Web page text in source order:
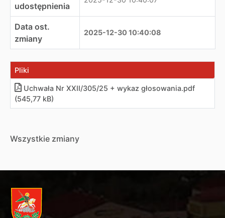
udostępnienia
Data ost.
zmiany
2025-12-30 10:40:08
Pliki
Uchwała Nr XXII/305/25 + wykaz głosowania.pdf
(545,77 kB)
Wszystkie zmiany